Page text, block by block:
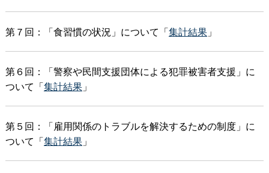
第７回：「食習慣の状況」について「集計結果」
第６回：「警察や民間支援団体による犯罪被害者支援」に
ついて「集計結果」
第５回：「雇用関係のトラブルを解決するための制度」に
ついて「集計結果」